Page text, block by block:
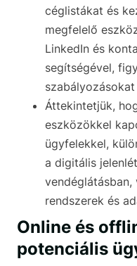
céglistákat és
megfelelő
LinkedIn és
segítségével,
szabályozásokat
Áttekintetjük,
eszközökkel
ügyfelekkel,
a digitális
vendéglátásban,
rendszerek és
Online és
potenciális